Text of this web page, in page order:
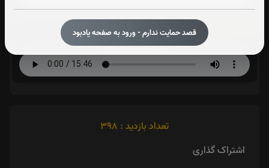
قصد حمایت ندارم - ورود به صفحه یادبود
دعای توسل:
صوت دعای توسل(فرهمند)
تعداد بازدید : 398
اشتراک گذاری